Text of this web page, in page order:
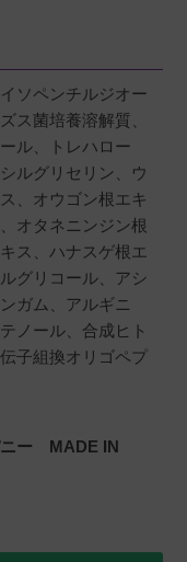
ソペンチルジオー
ス菌培養溶解質、
ル、トレハロー
ルグリセリン、ウ
、オウゴン根エキ
オタネニンジン根
ス、ハナスゲ根エ
グリコール、アシ
ガム、アルギニ
ノール、合成ヒト
子組換オリゴペプ
ニー MADE IN